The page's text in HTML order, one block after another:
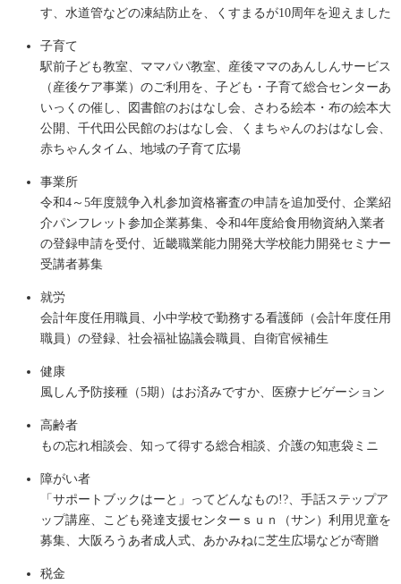
す、水道管などの凍結防止を、くすまるが10周年を迎えました
子育て
駅前子ども教室、ママパパ教室、産後ママのあんしんサービス
（産後ケア事業）のご利用を、子ども・子育て総合センターあ
いっくの催し、図書館のおはなし会、さわる絵本・布の絵本大
公開、千代田公民館のおはなし会、くまちゃんのおはなし会、
赤ちゃんタイム、地域の子育て広場
事業所
令和4～5年度競争入札参加資格審査の申請を追加受付、企業紹
介パンフレット参加企業募集、令和4年度給食用物資納入業者
の登録申請を受付、近畿職業能力開発大学校能力開発セミナー
受講者募集
就労
会計年度任用職員、小中学校で勤務する看護師（会計年度任用
職員）の登録、社会福祉協議会職員、自衛官候補生
健康
風しん予防接種（5期）はお済みですか、医療ナビゲーション
高齢者
もの忘れ相談会、知って得する総合相談、介護の知恵袋ミニ
障がい者
「サポートブックはーと」ってどんなもの!?、手話ステップア
ップ講座、こども発達支援センターｓｕｎ（サン）利用児童を
募集、大阪ろうあ者成人式、あかみねに芝生広場などが寄贈
税金